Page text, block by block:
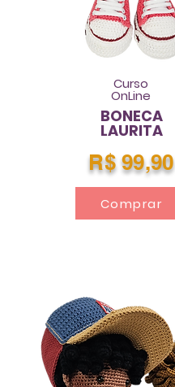
Curso
OnLine
BONECA
LAURITA
R$ 99,90
Comprar